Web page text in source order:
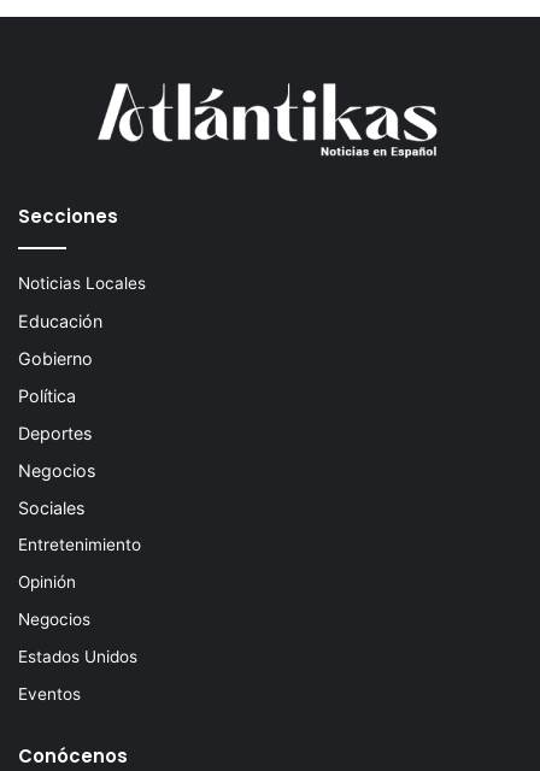
Secciones
Noticias Locales
Educación
Gobierno
Política
Deportes
Negocios
Sociales
Entretenimiento
Opinión
Negocios
Estados Unidos
Eventos
Conócenos